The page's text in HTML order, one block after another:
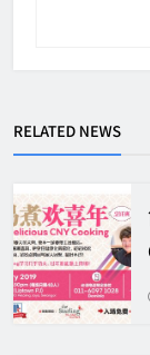
RELATED NEWS